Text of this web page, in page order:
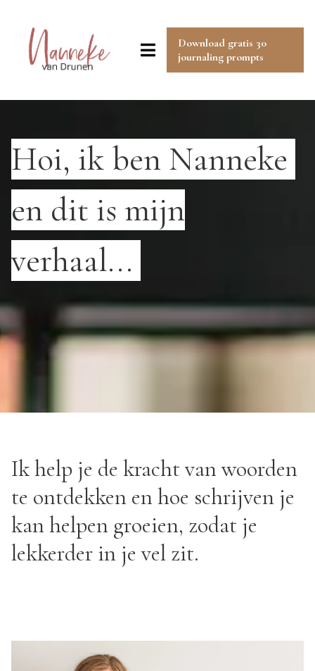
Download gratis 30
journaling prompts
Hoi, ik ben Nanneke
en dit is mijn
verhaal...
Ik help je de kracht van woorden
te ontdekken en hoe schrijven je
kan helpen groeien, zodat je
lekkerder in je vel zit.